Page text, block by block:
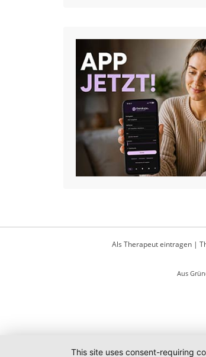
Als Therapeut eintragen|
Aus
This site uses consent-requiring